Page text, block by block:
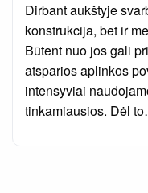
Dirbant aukštyje
konstrukcija, bet ir
Būtent nuo jos gali
atsparios aplinkos
intensyviai
tinkamiausios. Dėl